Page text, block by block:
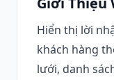
Hiển thị lời
khách hàng
lưới, danh